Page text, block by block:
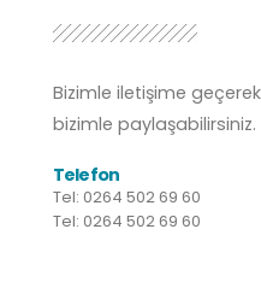
Bizimle iletişime
bizimle paylaşabilirsiniz.
Telefon
Tel: 0264 502 69 60
Tel: 0264 502 69 60